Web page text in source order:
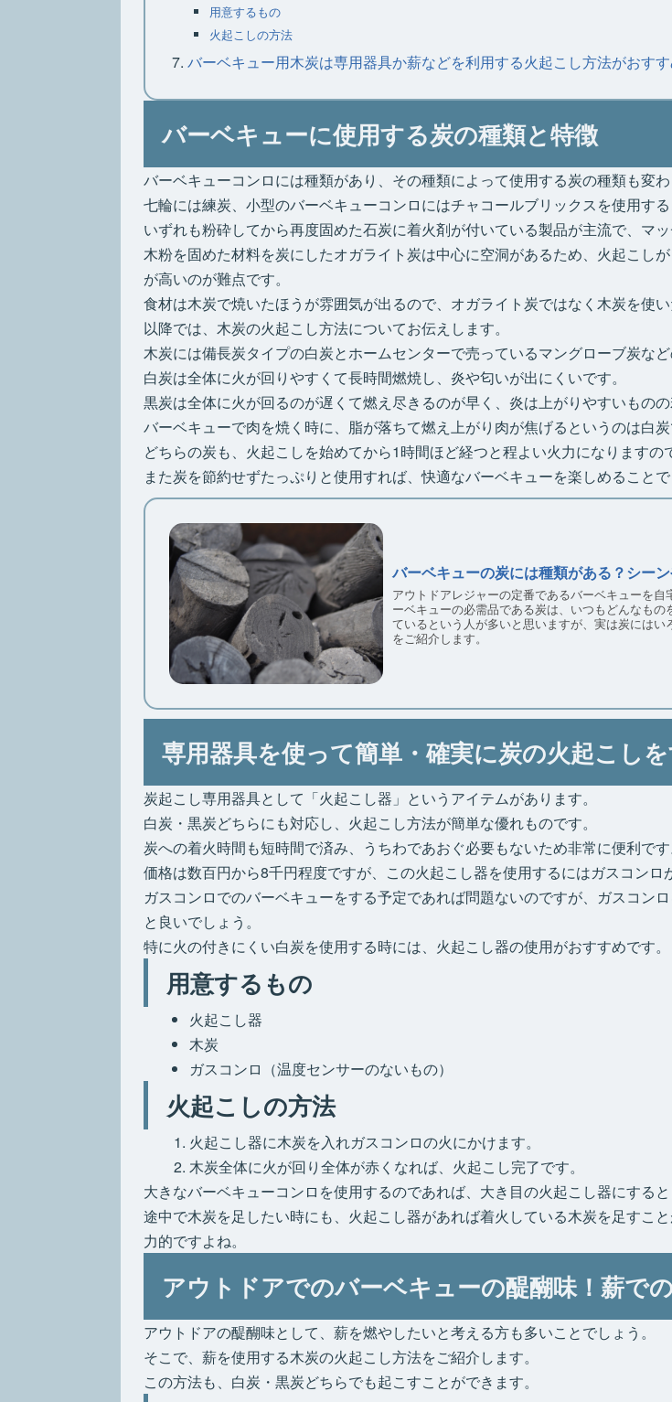
用意するもの
火起こしの方法
バーベキュー用木炭は専用器具か薪などを利用する火起こし方法がおす
バーベキューに使用する炭の種類と特徴
バーベキューコンロには種類があり、その種類によって使用する炭の種類も変わ
七輪には練炭、小型のバーベキューコンロにはチャコールブリックスを使用する
いずれも粉砕してから再度固めた石炭に着火剤が付いている製品が主流で、マ
木粉を固めた材料を炭にしたオガライト炭は中心に空洞があるため、火起こし
が高いのが難点です。
食材は木炭で焼いたほうが雰囲気が出るので、オガライト炭ではなく木炭を使い
以降では、木炭の火起こし方法についてお伝えします。
木炭には備長炭タイプの白炭とホームセンターで売っているマングローブ炭な
白炭は全体に火が回りやすくて長時間燃焼し、炎や匂いが出にくいです。
黒炭は全体に火が回るのが遅くて燃え尽きるのが早く、炎は上がりやすいものの
バーベキューで肉を焼く時に、脂が落ちて燃え上がり肉が焦げるというのは白
どちらの炭も、火起こしを始めてから1時間ほど経つと程よい火力になりますの
また炭を節約せずたっぷりと使用すれば、快適なバーベキューを楽しめることで
バーベキューの炭には種類がある？シー
アウトドアレジャーの定番であるバーベキューを自宅の
ーベキューの必需品である炭は、いつもどんなものを選んでいますか。 ホームセンターで
ているという人が多いと思いますが、実は炭にはいろいろな種類があるのです
をご紹介します。
専用器具を使って簡単・確実に炭の火起こし
炭起こし専用器具として「火起こし器」というアイテムがあります。
白炭・黒炭どちらにも対応し、火起こし方法が簡単な優れものです。
炭への着火時間も短時間で済み、うちわであおぐ必要もないため非常に便利です
価格は数百円から8千円程度ですが、この火起こし器を使用するにはガスコンロ
ガスコンロでのバーベキューをする予定であれば問題ないのですが、ガスコン
と良いでしょう。
特に火の付きにくい白炭を使用する時には、火起こし器の使用がおすすめです。
用意するもの
火起こし器
木炭
ガスコンロ（温度センサーのないもの）
火起こしの方法
火起こし器に木炭を入れガスコンロの火にかけます。
木炭全体に火が回り全体が赤くなれば、火起こし完了です。
大きなバーベキューコンロを使用するのであれば、大き目の火起こし器にすると
途中で木炭を足したい時にも、火起こし器があれば着火している木炭を足すこ
力的ですよね。
アウトドアでのバーベキューの醍醐味！薪で
アウトドアの醍醐味として、薪を燃やしたいと考える方も多いことでしょう。
そこで、薪を使用する木炭の火起こし方法をご紹介します。
この方法も、白炭・黒炭どちらでも起こすことができます。